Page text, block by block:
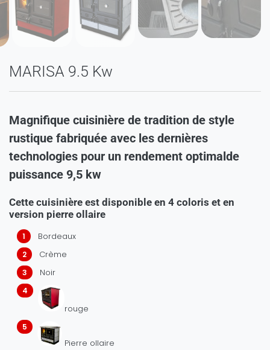
MARISA 9.5 Kw
Magnifique cuisinière de tradition de style
rustique fabriquée avec les dernières
technologies pour un rendement optimalde
puissance 9,5 kw
Cette cuisinière est disponible en 4 coloris et en
version pierre ollaire
Bordeaux
Crème
Noir
rouge
Pierre ollaire